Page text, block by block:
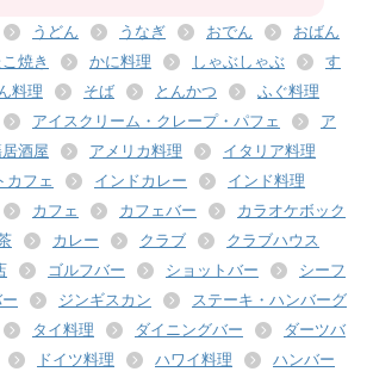
うどん うなぎ おでん
おばん
焼き かに料理 しゃぶしゃぶ
す
料理 そば とんかつ
ふぐ料理
アイスクリーム・クレープ・パフェ
ア
酒屋
アメリカ料理
イタリア料理
カフェ
インドカレー
インド料理
カフェ カフェバー
カラオケボック
カレー クラブ
クラブハウス
ゴルフバー ショットバー
シーフ
ジンギスカン
ステーキ・ハンバーグ
タイ料理 ダイニングバー
ダーツバ
ドイツ料理 ハワイ料理
ハンバー